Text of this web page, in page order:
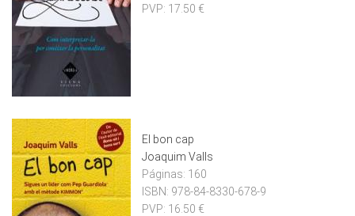
PVP: 17.50 €
El bon cap
Joaquim Valls
Páginas: 160
ISBN: 978-84-8330-678-9
PVP: 16.50 €